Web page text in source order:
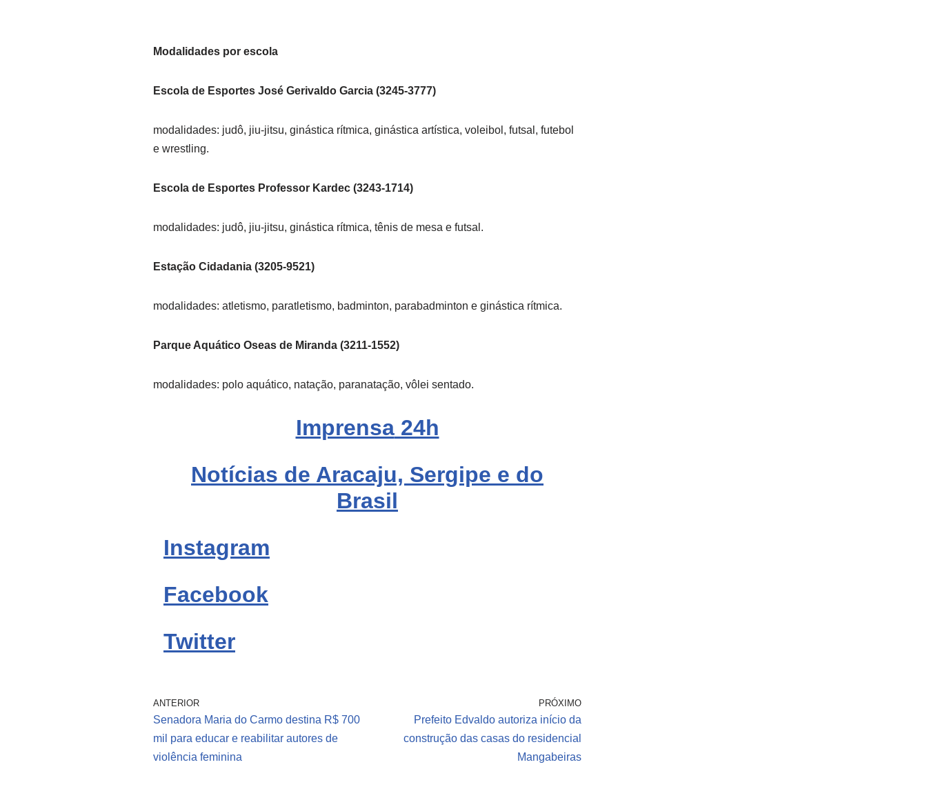
Modalidades por escola
Escola de Esportes José Gerivaldo Garcia (3245-3777)
modalidades: judô, jiu-jitsu, ginástica rítmica, ginástica artística, voleibol, futsal, futebol
e wrestling.
Escola de Esportes Professor Kardec (3243-1714)
modalidades: judô, jiu-jitsu, ginástica rítmica, tênis de mesa e futsal.
Estação Cidadania (3205-9521)
modalidades: atletismo, paratletismo, badminton, parabadminton e ginástica rítmica.
Parque Aquático Oseas de Miranda (3211-1552)
modalidades: polo aquático, natação, paranatação, vôlei sentado.
Imprensa24h
Notícias de Aracaju, Sergipe e do
Brasil
Instagram
Facebook
Twitter
ANTERIOR
Senadora Maria do Carmo destina R$ 700
mil para educar e reabilitar autores de
violência feminina
PRÓXIMO
Prefeito Edvaldo autoriza início da
construção das casas do residencial
Mangabeiras